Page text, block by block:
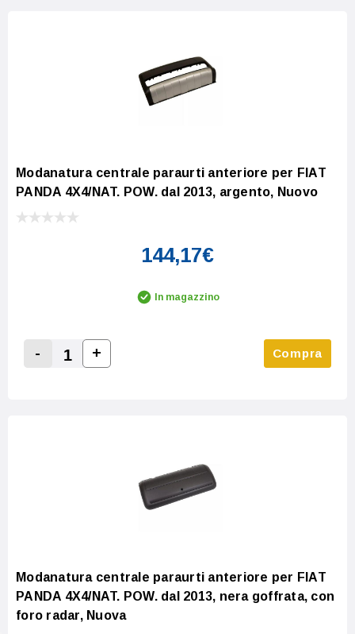
Modanatura centrale paraurti anteriore per FIAT
PANDA 4X4/NAT. POW. dal 2013, argento, Nuovo
144,17€
In magazzino
Decrease Quantity:
-
Increase Quantity:
+ Compra
Modanatura centrale paraurti anteriore per FIAT
PANDA 4X4/NAT. POW. dal 2013, nera goffrata, con
foro radar, Nuova